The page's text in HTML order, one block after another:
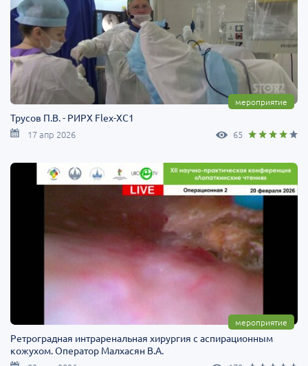
мероприятие
Трусов П.В. - РИРХ Flex-XC1
17 апр 2026 65
мероприятие
Ретроградная интраренальная хирургия с аспирационным
кожухом. Оператор Малхасян В.А.